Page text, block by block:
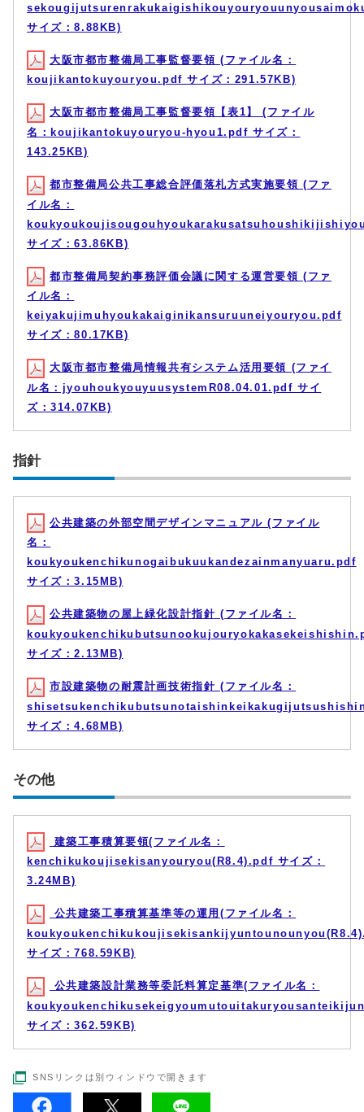
サイズ：8.88KB)
大阪市都市整備局工事監督要領 (ファイル名：
koujikantokuyouryou.pdf サイズ：291.57KB)
大阪市都市整備局工事監督要領【表1】 (ファイル
名：koujikantokuyouryou-hyou1.pdf サイズ：
143.25KB)
都市整備局公共工事総合評価落札方式実施要領 (ファ
イル名：
サイズ：63.86KB)
都市整備局契約事務評価会議に関する運営要領 (ファ
イル名：
keiyakujimuhyoukakaiginikansuruuneiyouryou.pdf
サイズ：80.17KB)
大阪市都市整備局情報共有システム活用要領 (ファイ
ル名：jyouhoukyouyuusystemR08.04.01.pdf サイ
ズ：314.07KB)
指針
公共建築の外部空間デザインマニュアル (ファイル
名：
koukyoukenchikunogaibukuukandezainmanyuaru.pdf
サイズ：3.15MB)
公共建築物の屋上緑化設計指針 (ファイル名：
サイズ：2.13MB)
市設建築物の耐震計画技術指針 (ファイル名：
サイズ：4.68MB)
その他
建築工事積算要領(ファイル名：
kenchikukoujisekisanyouryou(R8.4).pdf サイズ：
3.24MB)
公共建築工事積算基準等の運用(ファイル名：
サイズ：768.59KB)
公共建築設計業務等委託料算定基準(ファイル名：
サイズ：362.59KB)
SNSリンクは別ウィンドウで開きます